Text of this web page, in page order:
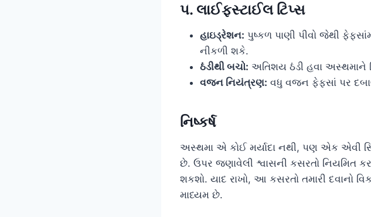
૫. લાઈફસ્ટાઈલ ટિપ્સ
હાઇડ્રેશન: પુષ્કળ પાણી પીવો જેથી
નીકળી શકે.
ઠંડીથી બચો: અતિશય ઠંડી હવા અસ્થમાને
વજન નિયંત્રણ: વધુ વજન ફેફસાં પર
નિષ્કર્ષ
અસ્થમા એ કોઈ મર્યાદા નથી, પણ એક એવી
છે. ઉપર જણાવેલી શ્વાસની કસરતો નિયમિત
શકશો. યાદ રાખો, આ કસરતો તમારી દવાનો
માધ્યમ છે.